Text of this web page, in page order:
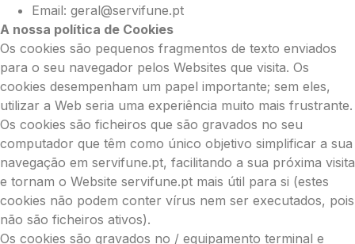
Email: geral@servifune.pt
A nossa política de Cookies
Os cookies são pequenos fragmentos de texto enviados
para o seu navegador pelos Websites que visita. Os
cookies desempenham um papel importante; sem eles,
utilizar a Web seria uma experiência muito mais frustrante.
Os cookies são ficheiros que são gravados no seu
computador que têm como único objetivo simplificar a sua
navegação em servifune.pt, facilitando a sua próxima visita
e tornam o Website servifune.pt mais útil para si (estes
cookies não podem conter vírus nem ser executados, pois
não são ficheiros ativos).
Os cookies são gravados no / equipamento terminal e